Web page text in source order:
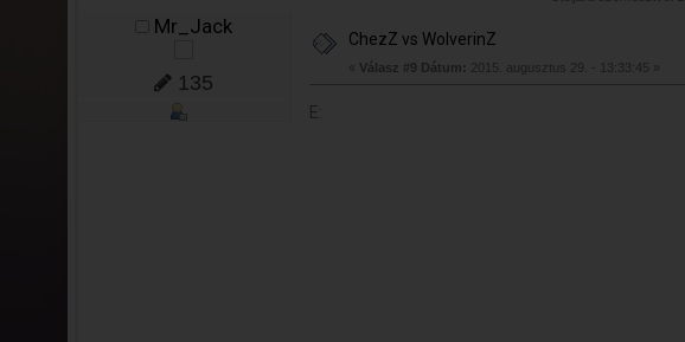
Mr_Jack
135
ChezZ vs WolverinZ
« Válasz #9 Dátum: 2015. augusztus 29. - 13:33:45 »
E: